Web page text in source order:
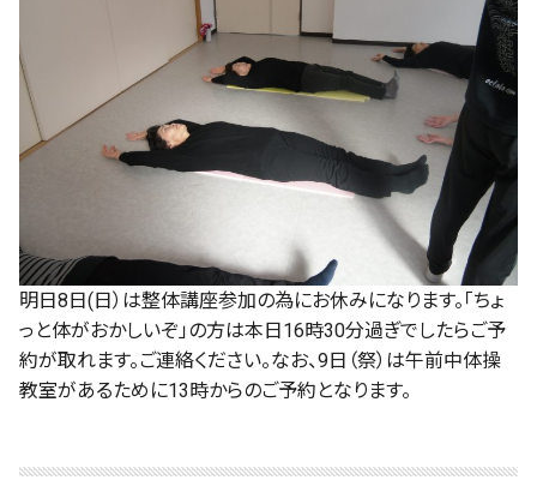
明日8日(日）は整体講座参加の為にお休みになります。「ちょ
っと体がおかしいぞ」の方は本日16時30分過ぎでしたらご予
約が取れます。ご連絡ください。なお、9日（祭）は午前中体操
教室があるために13時からのご予約となります。